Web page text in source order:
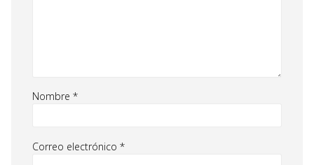
Nombre *
Correo electrónico *